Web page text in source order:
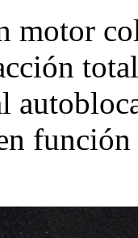
motor